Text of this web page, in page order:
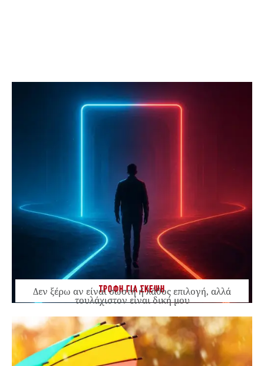
ΤΡΟΦΗ ΓΙΑ ΣΚΕΨΗ
Δεν ξέρω αν είναι σωστή ή λάθος επιλογή, αλλά
τουλάχιστον είναι δική μου